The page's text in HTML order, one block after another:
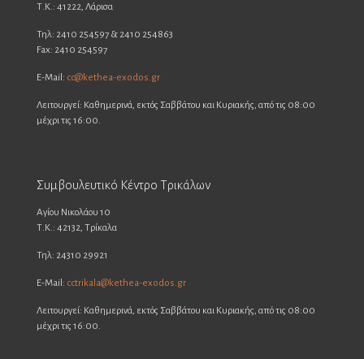
Τ.Κ.: 41222, Λάρισα
Τηλ: 2410 254597 & 2410 254863
Fax: 2410 254597
E-Mail: cc@kethea-exodos.gr
Λειτουργεί: Καθημερινά, εκτός Σαββάτου και Κυριακής, από τις 08:00
μέχρι τις 16:00.
Συμβουλευτικό Κέντρο Τρικάλων
Αγίου Νικολάου 10
Τ.Κ.: 42132, Τρίκαλα
Τηλ: 24310 29921
E-Mail: cctrikala@kethea-exodos.gr
Λειτουργεί: Καθημερινά, εκτός Σαββάτου και Κυριακής, από τις 08:00
μέχρι τις 16:00.